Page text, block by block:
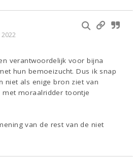
verantwoordelijk voor bijna
hun bemoeizucht. Dus ik snap
niet als enige bron ziet van
met moraalridder toontje
van de rest van de niet